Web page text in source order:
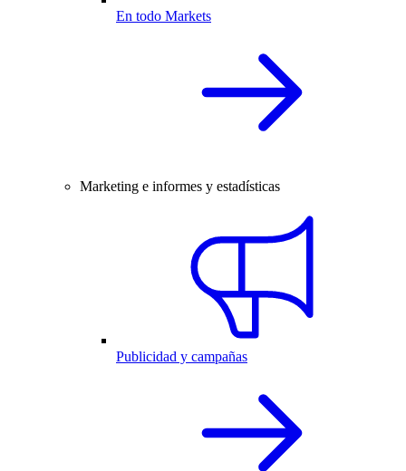
En todo Markets
Marketing e informes y estadísticas
Publicidad y campañas